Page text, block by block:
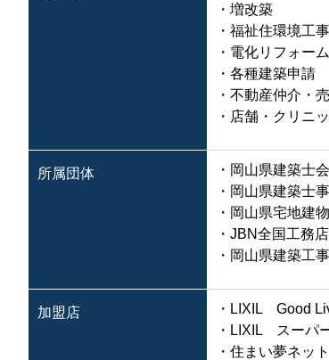
・増改築
・福祉住環境工事
・電化リフォー
・各種建築申請
・不動産仲介・
・店舗・クリニ
所属団体
・岡山県建築士会
・岡山県建築士
・岡山県宅地建
・JBN全国工務
・岡山県建築工
加盟店
・LIXIL Good
・LIXIL スーパ
・住まい夢ネット